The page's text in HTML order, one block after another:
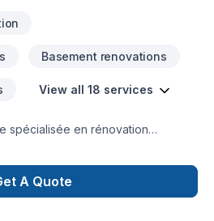
Basement renovations
View all 18 services
spécialisée en rénovation
de bain, cuisine, sous-sol,
de planchers et autres projets sur
A Quote